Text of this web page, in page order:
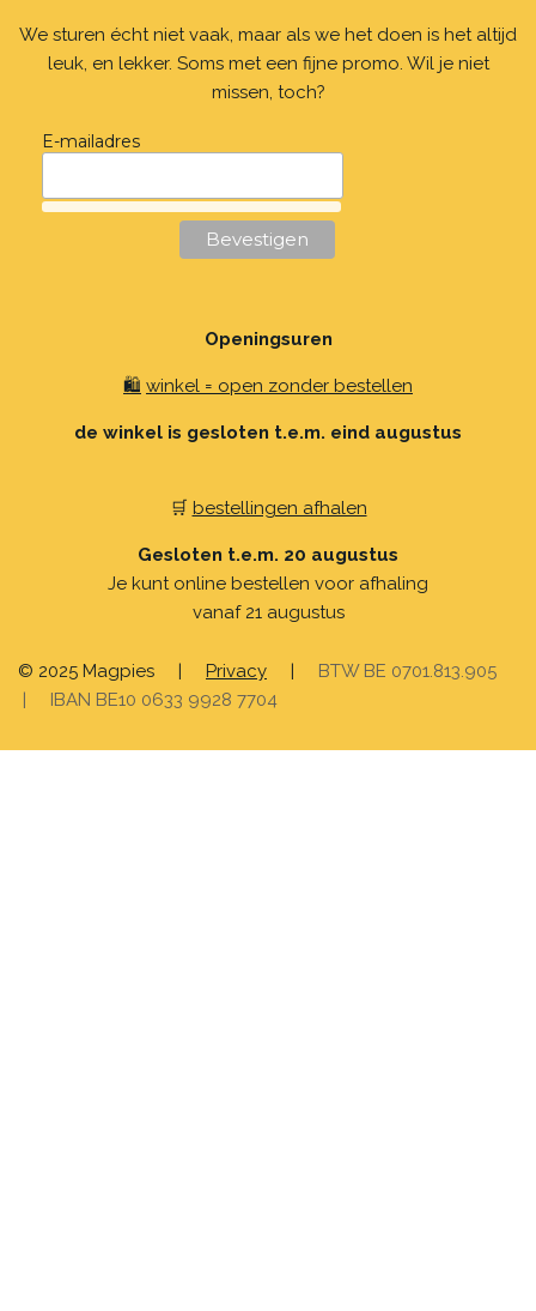
r
m
o
p
We sturen écht niet vaak, maar als we het doen is het altijd
leuk, en lekker. Soms met een fijne promo. Wil je niet
missen, toch?
E-mailadres
Openingsuren
🛍️ winkel = open zonder bestellen
de winkel is gesloten t.e.m. eind augustus
🛒 bestellingen afhalen
Gesloten t.e.m. 20 augustus
Je kunt online bestellen voor afhaling
vanaf 21 augustus
© 2025 Magpies Privacy
BTW BE 0701.813.905
| IBAN BE10 0633 9928 7704